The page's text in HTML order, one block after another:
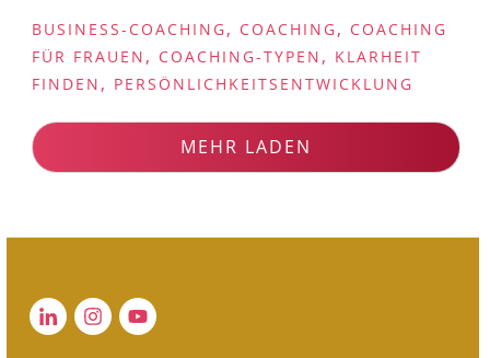
BUSINESS-COACHING, COACHING, COACHING
FÜR FRAUEN , COACHING-TYPEN , KLARHEIT
FINDEN , PERSÖNLICHKEITSENTWICKLUNG
MEHR LADEN